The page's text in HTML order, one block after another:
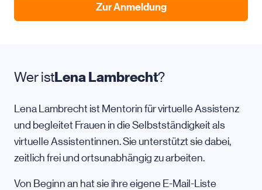
Zur Anmeldung
Wer istLena Lambrecht?
Lena Lambrecht ist Mentorin für virtuelle Assistenz
und begleitet Frauen in die Selbstständigkeit als
virtuelle Assistentinnen. Sie unterstützt sie dabei,
zeitlich frei und ortsunabhängig zu arbeiten.
Von Beginn an hat sie ihre eigene E-Mail-Liste